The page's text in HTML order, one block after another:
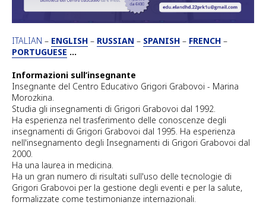
ITALIAN – ENGLISH – RUSSIAN – SPANISH – FRENCH –
PORTUGUESE ...
Informazioni sull’insegnante
Insegnante del Centro Educativo Grigori Grabovoi - Marina
Morozkina.
Studia gli insegnamenti di Grigori Grabovoi dal 1992.
Ha esperienza nel trasferimento delle conoscenze degli
insegnamenti di Grigori Grabovoi dal 1995. Ha esperienza
nell'insegnamento degli Insegnamenti di Grigori Grabovoi dal
2000.
Ha una laurea in medicina.
Ha un gran numero di risultati sull'uso delle tecnologie di
Grigori Grabovoi per la gestione degli eventi e per la salute,
formalizzate come testimonianze internazionali.